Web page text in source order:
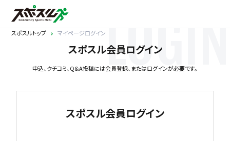
スポスルトップ マイページログイン
スポスル会員ログイン
申込、クチコミ、Q&A投稿には会員登録、またはログインが必要です。
LOGIN
スポスル会員ログイン